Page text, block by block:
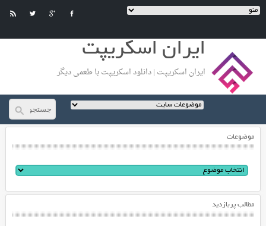
ایران اسکریپت
ایران اسکریپت | دانلود اسکریپت با طعمی دیگر
موضوعات
مطالب پربازدید